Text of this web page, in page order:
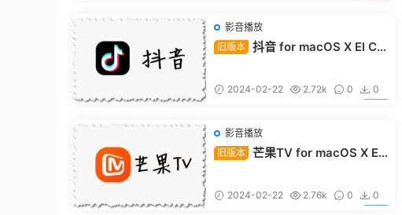
影音播放
旧版本 抖音 for macOS X El Ca
2024-02-22 2.72k 0
0
影音播放
旧版本 芒果TV for macOS X El
2024-02-22 2.76k 0
0